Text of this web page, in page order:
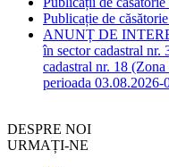
Publicație de
ANUNȚ DE
în sector cadastral nr.
cadastral nr. 18
perioada 03.08.2026-
DESPRE NOI
URMAȚI-NE